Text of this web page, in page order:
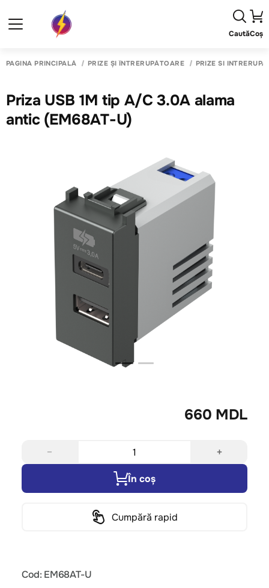
CautăCoș
PAGINA PRINCIPALĂ PRIZE ȘI ÎNTRERUPĂTOARE PRIZE SI
Priza USB 1M tip A/C 3.0A alama
antic (EM68AT-U)
660 MDL
− +
În coș
Cumpără rapid
Cod: EM68AT-U